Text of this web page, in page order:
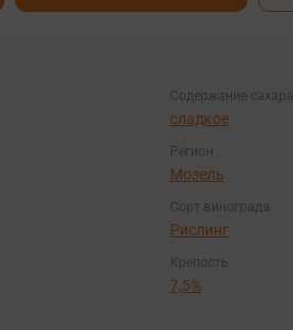
Содержание сахара
сладкое
Регион
Мозель
Сорт винограда
Рислинг
Крепость
7,5%